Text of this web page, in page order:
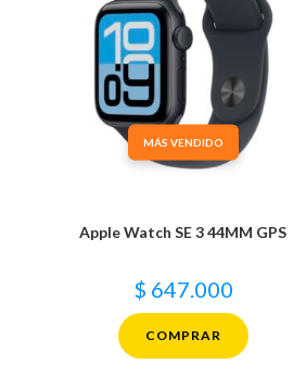
MÁS VENDIDO
Apple Watch SE 3 44MM GPS
$ 647.000
COMPRAR